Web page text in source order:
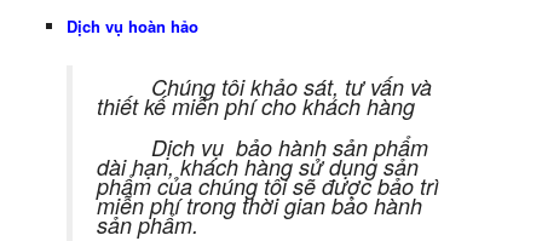
Dịch vụ hoàn hảo
Chúng tôi khảo sát, tư vấn và
thiết kế miễn phí cho khách hàng
Dịch vụ bảo hành sản phẩm
dài hạn, khách hàng sử dụng sản
phẩm của chúng tôi sẽ được bảo trì
miễn phí trong thời gian bảo hành
sản phẩm.